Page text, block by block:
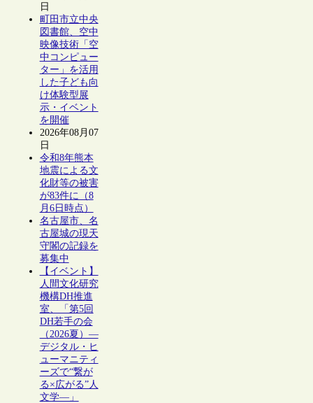
日
町田市立中央
図書館、空中
映像技術「空
中コンピュー
ター」を活用
した子ども向
け体験型展
示・イベント
を開催
2026年08月07
日
令和8年熊本
地震による文
化財等の被害
が83件に（8
月6日時点）
名古屋市、名
古屋城の現天
守閣の記録を
募集中
【イベント】
人間文化研究
機構DH推進
室、「第5回
DH若手の会
（2026夏）―
デジタル・ヒ
ューマニティ
ーズで“繋が
る×広がる”人
文学―」